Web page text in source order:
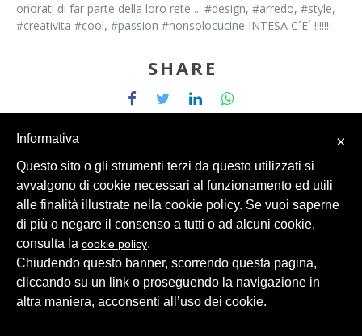
onorati di far parte della loro rete ... #design, #arredo, #style,
#creativita #cool, #passion #nonsolocucine INTESA C´E´ !!!!!!!
SHARE
© 2026 Intesa Grandi Impianti Srl Dati Personali
×
Informativa
Questo sito o gli strumenti terzi da questo utilizzati si
avvalgono di cookie necessari al funzionamento ed utili
alle finalità illustrate nella cookie policy. Se vuoi saperne
di più o negare il consenso a tutti o ad alcuni cookie,
consulta la cookie policy.
Chiudendo questo banner, scorrendo questa pagina,
cliccando su un link o proseguendo la navigazione in
altra maniera, acconsenti all’uso dei cookie.